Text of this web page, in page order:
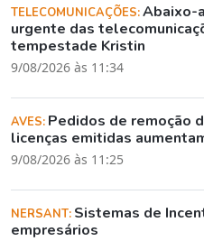
TELECOMUNICAÇÕES:Abaixo-
urgente das
tempestade Kristin
9/08/2026 às 11:34
AVES: Pedidos de remoção
licenças emitidas
9/08/2026 às 11:25
NERSANT: Sistemas de
empresários